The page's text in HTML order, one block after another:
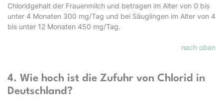
Chloridgehalt der Frauenmilch und betragen im Alter von 0 bis
unter 4 Monaten 300 mg/Tag und bei Säuglingen im Alter von 4
bis unter 12 Monaten 450 mg/Tag.
nach oben
4. Wie hoch ist die Zufuhr von Chlorid in
Deutschland?